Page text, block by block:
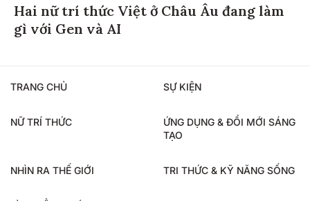
Hai nữ trí thức Việt ở Châu Âu đang làm
gì với Gen và AI
TRANG CHỦ SỰ KIỆN
NỮ TRÍ THỨC
ỨNG DỤNG & ĐỔI MỚI SÁNG
TẠO
NHÌN RA THẾ GIỚI TRI THỨC & KỸ NĂNG SỐNG